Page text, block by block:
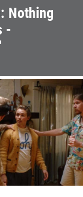
Nothing
-